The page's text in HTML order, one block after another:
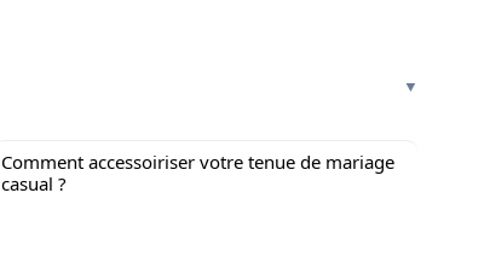
Comment accessoiriser votre tenue de mariage
casual ?